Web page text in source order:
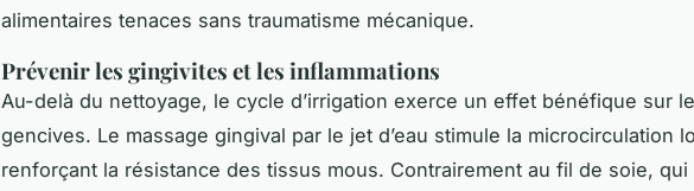
alimentaires tenaces sans traumatisme mécanique.
Prévenir les gingivites et les inflammations
Au-delà du nettoyage, le cycle d’irrigation exerce un effet bénéfique sur
gencives. Le massage gingival par le jet d’eau stimule la microcirculation
renforçant la résistance des tissus mous. Contrairement au fil de soie, qui